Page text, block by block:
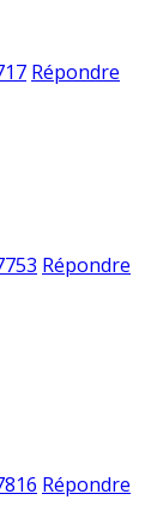
Répondre
Répondre
Répondre